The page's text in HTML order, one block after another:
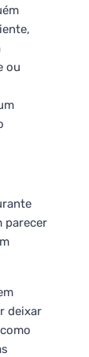
ou
parecer
deixar